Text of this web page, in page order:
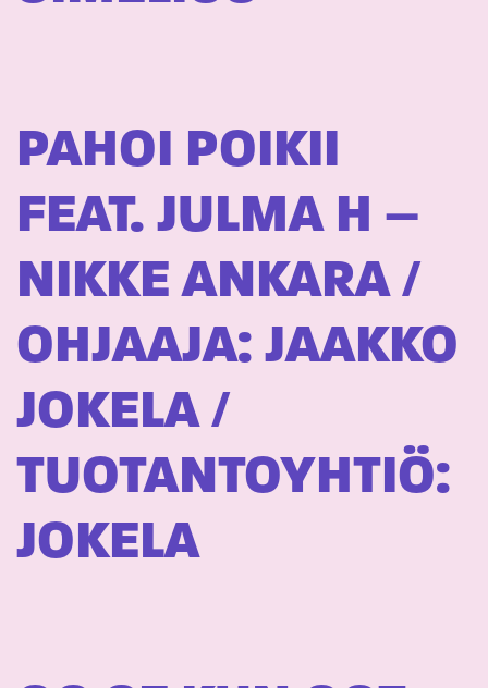
PAHOI POIKII
FEAT. JULMA H –
NIKKE ANKARA /
OHJAAJA: JAAKKO
JOKELA /
TUOTANTOYHTIÖ:
JOKELA